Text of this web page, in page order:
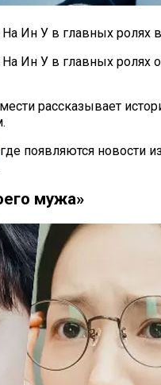
У в главных ролях
У в главных ролях
рассказывает
появляются новости
мужа»